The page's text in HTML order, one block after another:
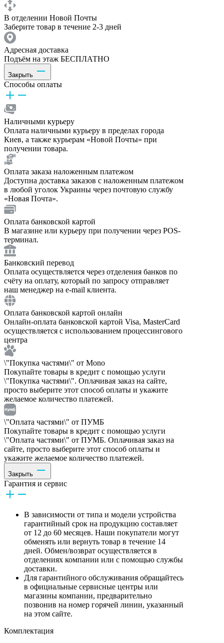
В отделении Новой Почты
Заберите товар в течение 2-3 дней
Адресная доставка
Подъём на этаж БЕСПЛАТНО
Закрыть
Способы оплаты
Наличными курьеру
Оплата наличными курьеру в пределах города
Киев, а также курьерам «Новой Почты» при
получении товара.
Оплата заказа наложенным платежом
Доступна доставка заказов с наложенным платежом
в любой уголок Украины через почтовую службу
«Новая Почта».
Оплата банковской картой
В магазине или курьеру при получении через POS-
терминал.
Банковский перевод
Оплата осуществляется через отделения банков по
счёту на оплату, который по запросу отправляет
наш менеджер на e-mail клиента.
Оплата банковской картой онлайн
Онлайн-оплата банковской картой Visa, MasterCard
осуществляется с использованием процессингового
центра
\"Покупка частями\" от Mono
Покупайте товары в кредит с помощью услуги
\"Покупка частями\". Оплачивая заказ на сайте,
просто выберите этот способ оплаты и укажите
желаемое количество платежей.
\"Оплата частями\" от ПУМБ
Покупайте товары в кредит с помощью услуги
\"Оплата частями\" от ПУМБ. Оплачивая заказ на
сайте, просто выберите этот способ оплаты и
укажите желаемое количество платежей.
Закрыть
Гарантия и сервис
В зависимости от типа и модели устройства
гарантийный срок на продукцию составляет
от 12 до 60 месяцев. Наши покупатели могут
обменять или вернуть товар в течение 14
дней. Обмен/возврат осуществляется в
отделениях компании или с помощью службы
доставки.
Для гарантийного обслуживания обращайтесь
в официальные сервисные центры или
магазины компании, предварительно
позвонив на номер горячей линии, указанный
на этом сайте.
Комплектация